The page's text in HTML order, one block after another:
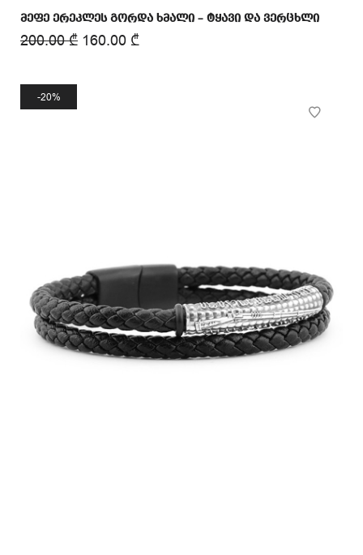
მეფე ერეკლეს გორდა ხმალი – ტყავი და ვერცხლი
200.00₾ 160.00 ₾
20%